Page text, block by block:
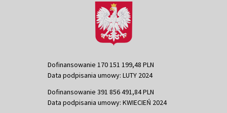
Dofinansowanie 170 151 199,48 PLN
Data podpisania umowy: LUTY 2024
Dofinansowanie 391 856 491,84 PLN
Data podpisania umowy: KWIECIEŃ 2024